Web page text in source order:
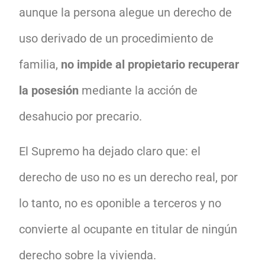
aunque la persona alegue un derecho de
uso derivado de un procedimiento de
familia, no impide al propietario recuperar
la posesión mediante la acción de
desahucio por precario.
El Supremo ha dejado claro que: el
derecho de uso no es un derecho real, por
lo tanto, no es oponible a terceros y no
convierte al ocupante en titular de ningún
derecho sobre la vivienda.